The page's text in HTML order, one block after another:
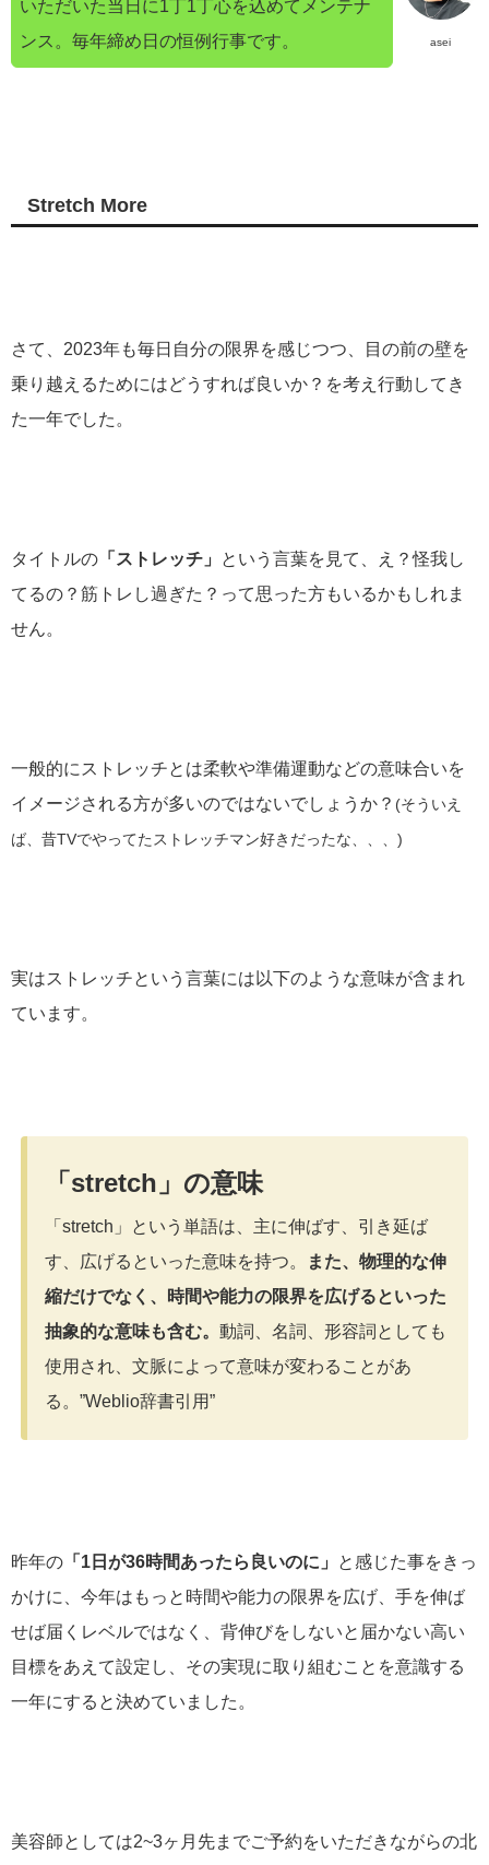
asei
いただいた当日に1丁1丁心を込めてメンテナ
ンス。毎年締め日の恒例行事です。
Stretch More
さて、2023年も毎日自分の限界を感じつつ、目の前の壁を
乗り越えるためにはどうすれば良いか？を考え行動してき
た一年でした。
タイトルの 「ストレッチ」
という言葉を見て、え？怪我し
てるの？筋トレし過ぎた？って思った方もいるかもしれま
せん。
一般的にストレッチとは柔軟や準備運動などの意味合いを
イメージされる方が多いのではないでしょうか？ (そういえ
ば、昔TVでやってたストレッチマン好きだったな、、、)
実はストレッチという言葉には以下のような意味が含まれ
ています。
「stretch」の意味
「stretch」という単語は、主に伸ばす、引き延ば
す、広げるといった意味を持つ。
また、物理的な伸
縮だけでなく、時間や能力の限界を広げるといった
抽象的な意味も含む。 動詞、名詞、形容詞としても
使用され、文脈によって意味が変わることがあ
る。”Weblio辞書引用”
昨年の 「1日が36時間あったら良いのに」
と感じた事をきっ
かけに、今年はもっと時間や能力の限界を広げ、手を伸ば
せば届くレベルではなく、背伸びをしないと届かない高い
目標をあえて設定し、その実現に取り組むことを意識する
一年にすると決めていました。
美容師としては2~3ヶ月先までご予約をいただきながらの北